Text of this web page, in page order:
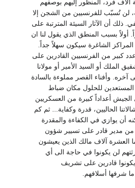
آلاف فرد، المنظور إليهم بوصفهم
لن تُسبّب للفرنسيين من الشجن إلا
ذلك أن الآثار السيئة المترتبة على
أولاً بسبب المنطق الذي يقول لنا ان
الشاغرة سيكون سهلاً جداً.
كبير من الفرنسيين القادرين على
الملك أو السيد الأمير أو مولانا
آخره. وأفناء القصر مملوءة بالسادة
المستعدين للحلول مكان ضباط
أعداداً كبيرة من العسكريين
الحاليين، قدرة وكفاية... ثم كم
أن يوازي في الكفاءة والمقدرة
من مدير قادر على تسيير شؤون
العشرة آلاف مالك الذين يعيشون
لن يكونوا في حاجة الى أي
قادرين على تشريف
ما شرفها أسلافهم.